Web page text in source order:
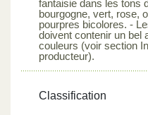
fantaisie dans les tons
bourgogne, vert, rose,
pourpres bicolores. -
doivent contenir un bel
couleurs (voir section
producteur).
Classification